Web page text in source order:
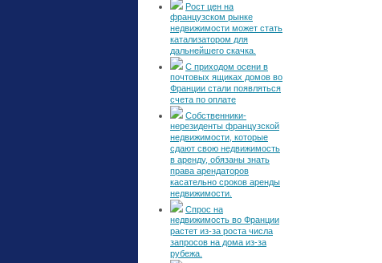
Рост цен на
французском рынке
недвижимости может стать
катализатором для
дальнейшего скачка.
С приходом осени в
почтовых ящиках домов во
Франции стали появляться
счета по оплате
Собственники-
нерезиденты французской
недвижимости, которые
сдают свою недвижимость
в аренду, обязаны знать
права арендаторов
касательно сроков аренды
недвижимости.
Спрос на
недвижимость во Франции
растет из-за роста числа
запросов на дома из-за
рубежа.